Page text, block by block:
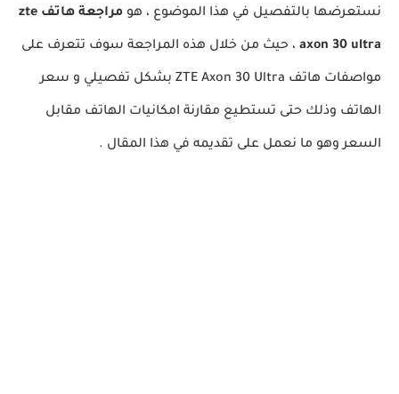
نستعرضها بالتفصيل في هذا الموضوع ، هو مراجعة هاتف zte
axon 30 ultra ، حيث من خلال هذه المراجعة سوف تتعرف على
مواصفات هاتف ZTE Axon 30 Ultra بشكل تفصيلي و سعر
الهاتف وذلك حتى تستطيع مقارنة امكانيات الهاتف مقابل
السعر وهو ما نعمل على تقديمه في هذا المقال .